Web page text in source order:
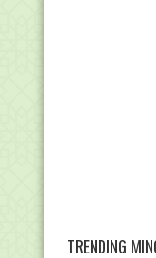
TRENDING